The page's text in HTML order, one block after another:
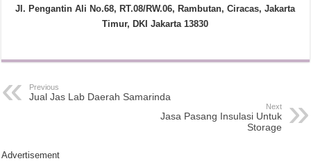
Jl. Pengantin Ali No.68, RT.08/RW.06, Rambutan, Ciracas, Jakarta
Timur, DKI Jakarta 13830
Previous
Jual Jas Lab Daerah Samarinda
Next
Jasa Pasang Insulasi Untuk
Storage
Advertisement